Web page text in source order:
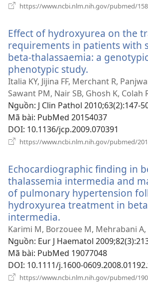
https://www.ncbi.nlm.nih.gov/pubmed/
Effect of hydroxyurea on the
requirements in patients with
beta-thalassaemia: a
phenotypic study.
cửa
sổ
mới)
Italia KY, Jijina FF, Merchant R,
Sawant PM, Nair SB, Ghosh K, Colah
Nguồn‎: J Clin Pathol 2010;63(2):147-
Mã bài‎: PubMed 20154037
DOI‎: 10.1136/jcp.2009.070391
https://www.ncbi.nlm.nih.gov/pubmed/
Echocardiographic finding in
thalassemia intermedia and
of pulmonary hypertension
hydroxyurea treatment in
intermedia.
cửa
sổ
mới)
Karimi M, Borzouee M, Mehrabani A,
Nguồn‎: Eur J Haematol
Mã bài‎: PubMed 19077048
DOI‎: 10.1111/j.1600-
https://www.ncbi.nlm.nih.gov/pubmed/